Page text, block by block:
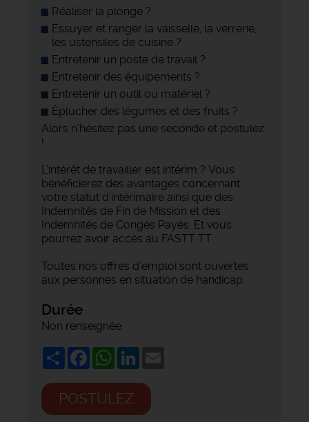
Réaliser la plonge ?
Essuyer et ranger la vaisselle, la verrerie,
les ustensiles de cuisine ?
Entretenir un poste de travail ?
Entretenir des équipements ?
Entretenir un outil ou matériel ?
Éplucher des légumes et des fruits ?
Alors n’hésitez pas une seconde et postulez
!
L’intérêt de travailler est intérim ? Vous
bénéficierez des avantages concernant
votre statut d'intérimaire ainsi que des
Indemnités de Fin de Mission et des
Indemnités de Congés Payés. Et vous
pourrez avoir accès au FASTT TT.
Toutes nos offres d’emploi sont ouvertes
aux personnes en situation de handicap.
Durée
Non renseignée
ShareFacebookWhatsApp
LinkedIn
POSTULEZ